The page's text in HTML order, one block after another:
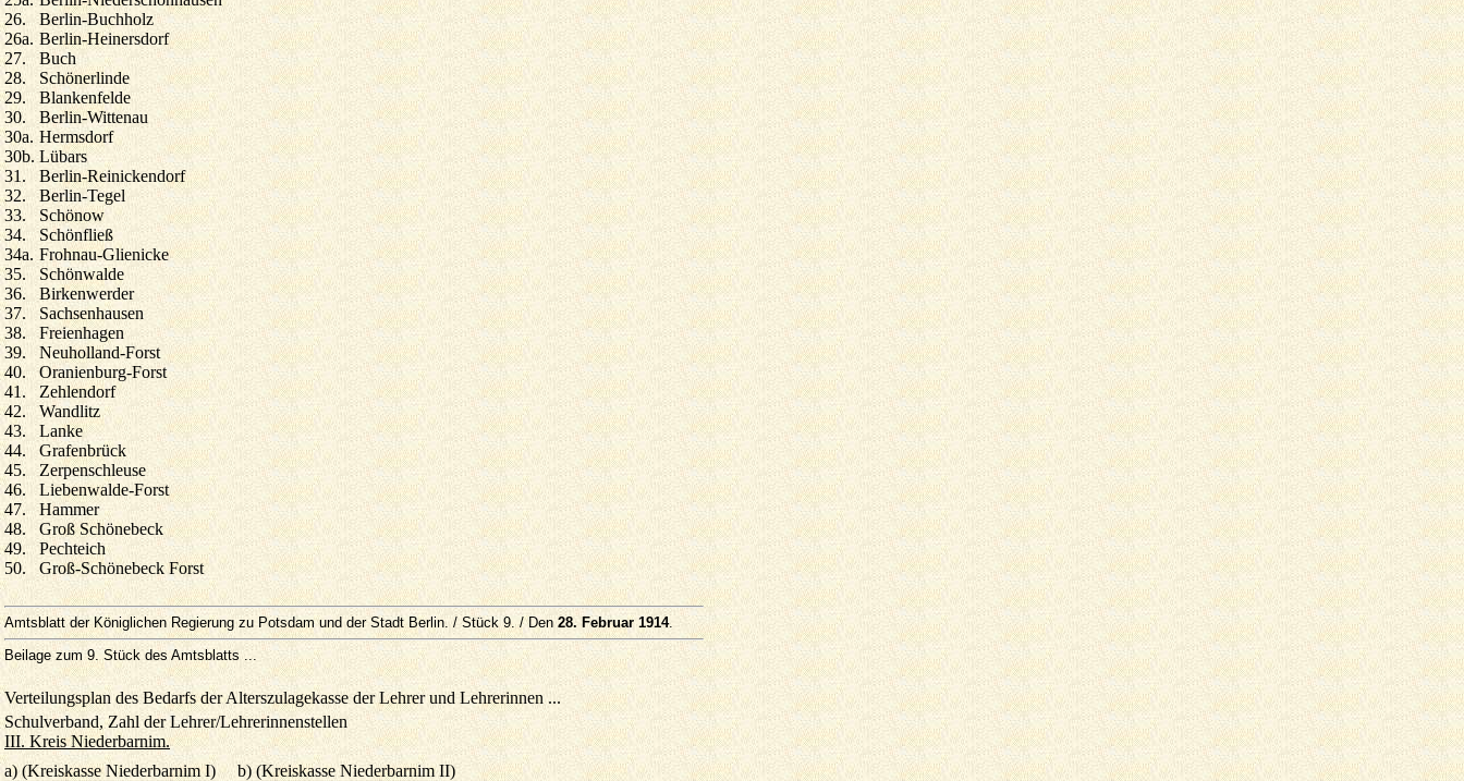
26.
Berlin-Buchholz
26a.Berlin-Heinersdorf
27.
Buch
28.
Schönerlinde
29. Blankenfelde
30.
Berlin-Wittenau
30a. Hermsdorf
30b.Lübars
31.
Berlin-Reinickendorf
32.
Berlin-Tegel
33.
Schönow
34.
Schönfließ
34a.Frohnau-Glienicke
35.
Schönwalde
36.
Birkenwerder
37.
Sachsenhausen
38.
Freienhagen
39.
Neuholland-Forst
40.
Oranienburg-Forst
41.
Zehlendorf
42. Wandlitz
43.
Lanke
44. Grafenbrück
45.
Zerpenschleuse
46.
Liebenwalde-Forst
47.
Hammer
48.
Groß Schönebeck
49. Pechteich
50.
Groß-Schönebeck Forst
Amtsblatt der Königlichen Regierung zu Potsdam und der Stadt Berlin. / Stück 9. / Den 28. Februar 1914.
Beilage zum 9. Stück des Amtsblatts ...
Verteilungsplan des Bedarfs der Alterszulagekasse der Lehrer und Lehrerinnen ...
Schulverband, Zahl der Lehrer/Lehrerinnenstellen
III. Kreis Niederbarnim.
a) (Kreiskasse Niederbarnim I)
b) (Kreiskasse Niederbarnim II)